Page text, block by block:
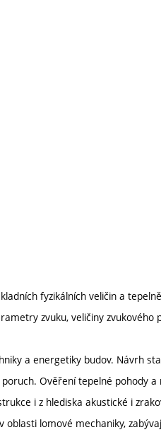
fyzikálních veličin a
zvuku, veličiny zvukového
a energetiky budov. Návrh
Ověření tepelné pohody
i z hlediska akustické i
lomové mechaniky,